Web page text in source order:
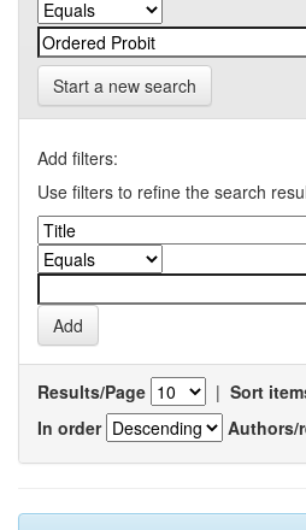
Start a new search
Add filters:
Use filters to refine the search
Results/Page | Sort
In order
Authors/